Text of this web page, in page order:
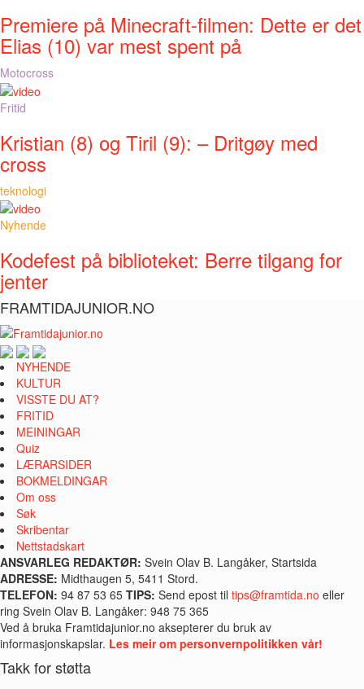
Premiere på Minecraft-filmen: Dette er det
Elias (10) var mest spent på
Motocross
Fritid
Kristian (8) og Tiril (9): – Dritgøy med
cross
teknologi
Nyhende
Kodefest på biblioteket: Berre tilgang for
jenter
FRAMTIDAJUNIOR.NO
NYHENDE
KULTUR
VISSTE DU AT?
FRITID
MEININGAR
Quiz
LÆRARSIDER
BOKMELDINGAR
Om oss
Søk
Skribentar
Nettstadskart
ANSVARLEG REDAKTØR: Svein Olav B. Langåker, Startsida
ADRESSE: Midthaugen 5, 5411 Stord.
TELEFON: 94 87 53 65 TIPS: Send epost til tips@framtida.no eller
ring Svein Olav B. Langåker: 948 75 365
Ved å bruka Framtidajunior.no aksepterer du bruk av
informasjonskapslar. Les meir om personvernpolitikken vår!
Takk for støtta